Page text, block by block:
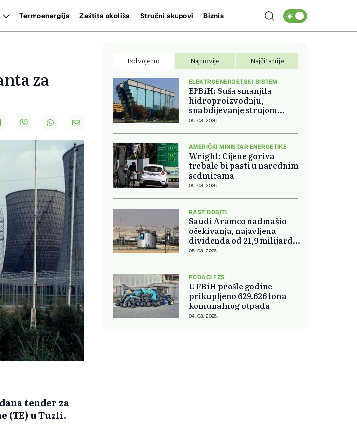
Termoenergija Zaštita okoliša Stručni skupovi Biznis
za
tender za
(TE) u Tuzli.
Izdvojeno Najnovije Najčitanije
ELEKTROENERGETSKI SISTEM
EPBiH: Suša smanjila
hidroproizvodnju,
snabdijevanje strujom
ostaje stabilno
05. 08. 2026.
AMERIČKI MINISTAR ENERGETIKE
Wright: Cijene goriva
trebale bi pasti u narednim
sedmicama
05. 08. 2026.
RAST DOBITI
Saudi Aramco nadmašio
očekivanja, najavljena
dividenda od 21,9 milijardi
dolara
05. 08. 2026.
PODACI FZS
U FBiH prošle godine
prikupljeno 629.626 tona
komunalnog otpada
04. 08. 2026.